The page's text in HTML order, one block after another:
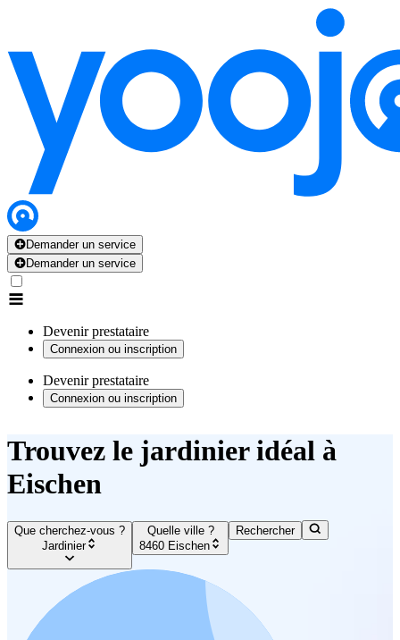
Demander un service
Demander un service
Devenir prestataire
Connexion ou inscription
Devenir prestataire
Connexion ou inscription
Trouvez le jardinier idéal à
Eischen
Que cherchez-vous ?
Jardinier
Quelle ville ?
8460 Eischen
Rechercher